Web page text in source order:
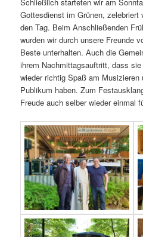
Gottesdienst im Grünen, zelebriert
den Tag. Beim Anschließenden
wurden wir durch unsere Freunde
Beste unterhalten. Auch die
ihrem Nachmittagsauftritt, dass
wieder richtig Spaß am
Publikum haben. Zum
Freude auch selber wieder einmal